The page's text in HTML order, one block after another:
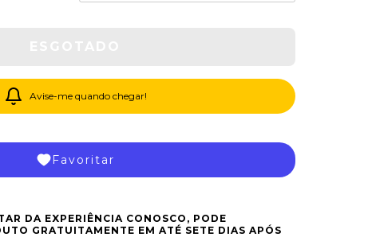
Avise-me quando chegar!
Favoritar
DA EXPERIÊNCIA CONOSCO, PODE
GRATUITAMENTE EM ATÉ SETE DIAS APÓS